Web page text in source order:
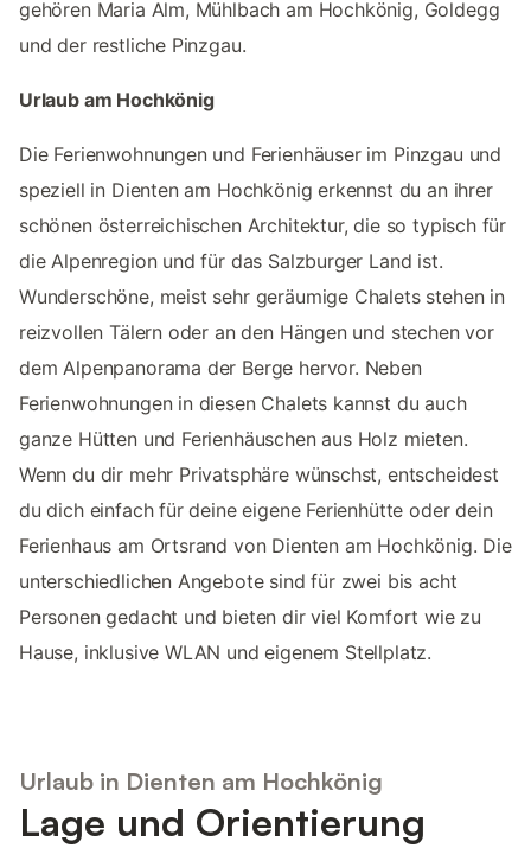
gehören Maria Alm, Mühlbach am Hochkönig, Goldegg
und der restliche Pinzgau.
Urlaub am Hochkönig
Die Ferienwohnungen und Ferienhäuser im Pinzgau und
speziell in Dienten am Hochkönig erkennst du an ihrer
schönen österreichischen Architektur, die so typisch für
die Alpenregion und für das Salzburger Land ist.
Wunderschöne, meist sehr geräumige Chalets stehen in
reizvollen Tälern oder an den Hängen und stechen vor
dem Alpenpanorama der Berge hervor. Neben
Ferienwohnungen in diesen Chalets kannst du auch
ganze Hütten und Ferienhäuschen aus Holz mieten.
Wenn du dir mehr Privatsphäre wünschst, entscheidest
du dich einfach für deine eigene Ferienhütte oder dein
Ferienhaus am Ortsrand von Dienten am Hochkönig. Die
unterschiedlichen Angebote sind für zwei bis acht
Personen gedacht und bieten dir viel Komfort wie zu
Hause, inklusive WLAN und eigenem Stellplatz.
Urlaub in Dienten am Hochkönig
Lage und Orientierung